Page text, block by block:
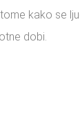
kako se
dobi.